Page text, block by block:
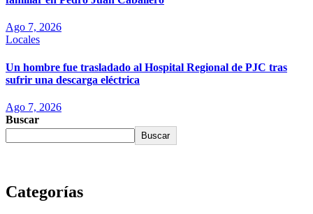
Ago 7, 2026
Locales
Un hombre fue trasladado al Hospital Regional de PJC tras
sufrir una descarga eléctrica
Ago 7, 2026
Buscar
Buscar
Categorías